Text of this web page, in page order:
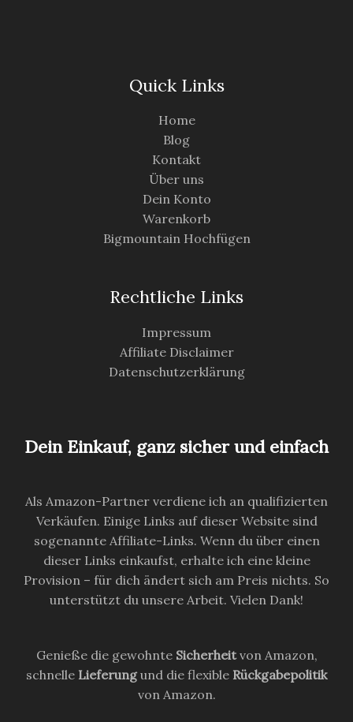
Quick Links
Home
Blog
Kontakt
Über uns
Dein Konto
Warenkorb
Bigmountain Hochfügen
Rechtliche Links
Impressum
Affiliate Disclaimer
Datenschutzerklärung
Dein Einkauf, ganz sicher und einfach
Als Amazon-Partner verdiene ich an qualifizierten
Verkäufen. Einige Links auf dieser Website sind
sogenannte Affiliate-Links. Wenn du über einen
dieser Links einkaufst, erhalte ich eine kleine
Provision – für dich ändert sich am Preis nichts. So
unterstützt du unsere Arbeit. Vielen Dank!
Genieße die gewohnte Sicherheitvon Amazon,
schnelle Lieferungund die flexible Rückgabepolitik
von Amazon.